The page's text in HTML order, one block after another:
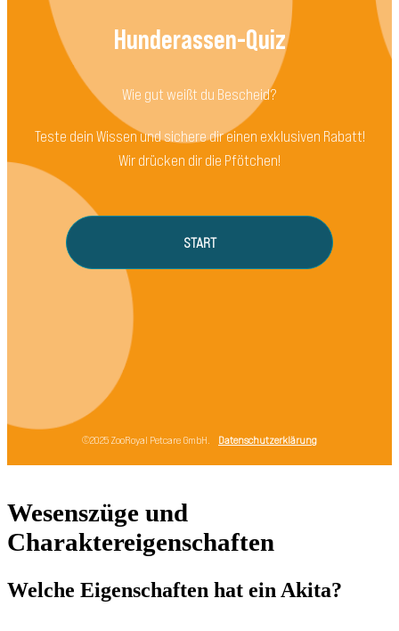
Wesenszüge und
Charaktereigenschaften
Welche Eigenschaften hat ein Akita?